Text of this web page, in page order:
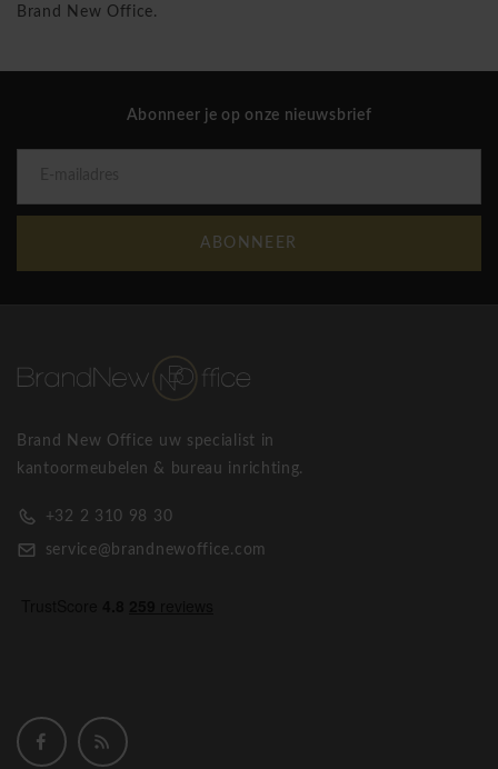
Brand New Office.
Abonneer je op onze nieuwsbrief
ABONNEER
Brand New Office uw specialist in
kantoormeubelen & bureau inrichting.
+32 2 310 98 30
service@brandnewoffice.com